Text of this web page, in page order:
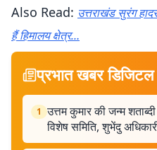
Also Read: उत्तराखंड सुरंग
हैं हिमालय क्षेत्र…
प्रभात खबर डिजिटल
1 उत्तम कुमार की जन्म
विशेष समिति, शुभेंदु